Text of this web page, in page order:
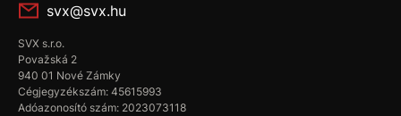
svx@svx.hu
SVX s.r.o.
Považská 2
940 01 Nové Zámky
Cégjegyzékszám: 45615993
Adóazonosító szám: 2023073118